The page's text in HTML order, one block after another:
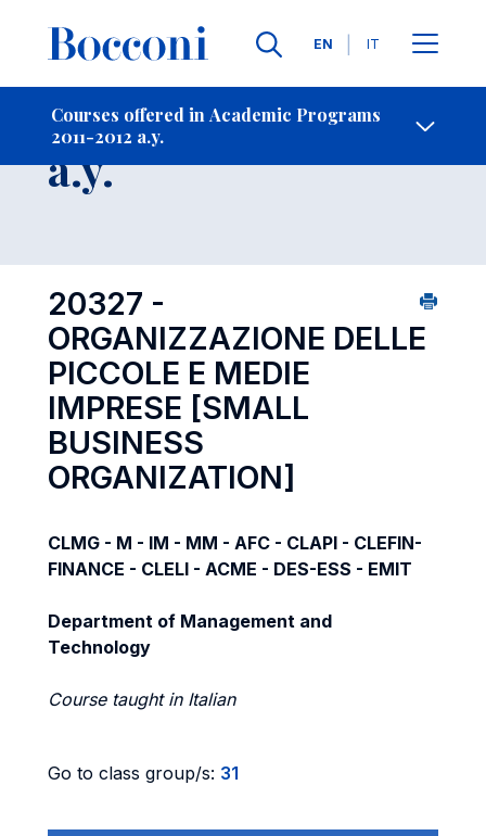
Languages
EN IT
Courses offered in Academic Programs
2011-2012 a.y.
- Contact Us
Course 2011-2012
a.y.
20327 -
ORGANIZZAZIONE DELLE
PICCOLE E MEDIE
IMPRESE [SMALL
BUSINESS
ORGANIZATION]
CLMG - M - IM - MM - AFC - CLAPI - CLEFIN-
FINANCE - CLELI - ACME - DES-ESS - EMIT
Department of Management and
Technology
Course taught in Italian
Go to class group/s: 31